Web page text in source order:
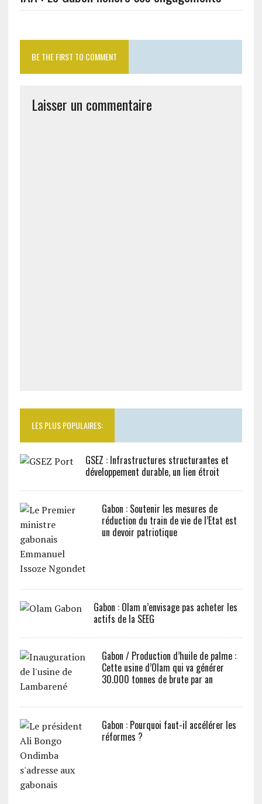
BE THE FIRST TO COMMENT
Laisser un commentaire
LES PLUS POPULAIRES:
GSEZ : Infrastructures structurantes et
développement durable, un lien étroit
Gabon : Soutenir les mesures de
réduction du train de vie de l’Etat est
un devoir patriotique
Gabon : Olam n’envisage pas acheter les
actifs de la SEEG
Gabon / Production d’huile de palme :
Cette usine d’Olam qui va générer
30.000 tonnes de brute par an
Gabon : Pourquoi faut-il accélérer les
réformes ?